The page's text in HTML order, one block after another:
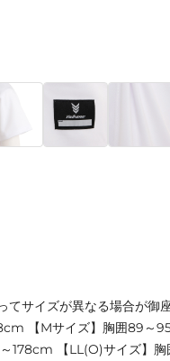
サイズが異なる場合が御座
【Mサイズ】胸囲89～
178cm 【LL(O)サイズ】胸